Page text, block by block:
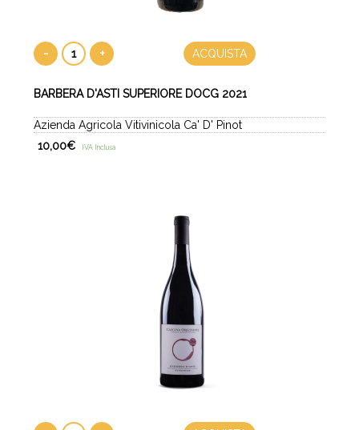
- + ACQUISTA
BARBERA D'ASTI SUPERIORE DOCG 2021
Azienda Agricola Vitivinicola Ca' D' Pinot
10,00€ IVA Inclusa